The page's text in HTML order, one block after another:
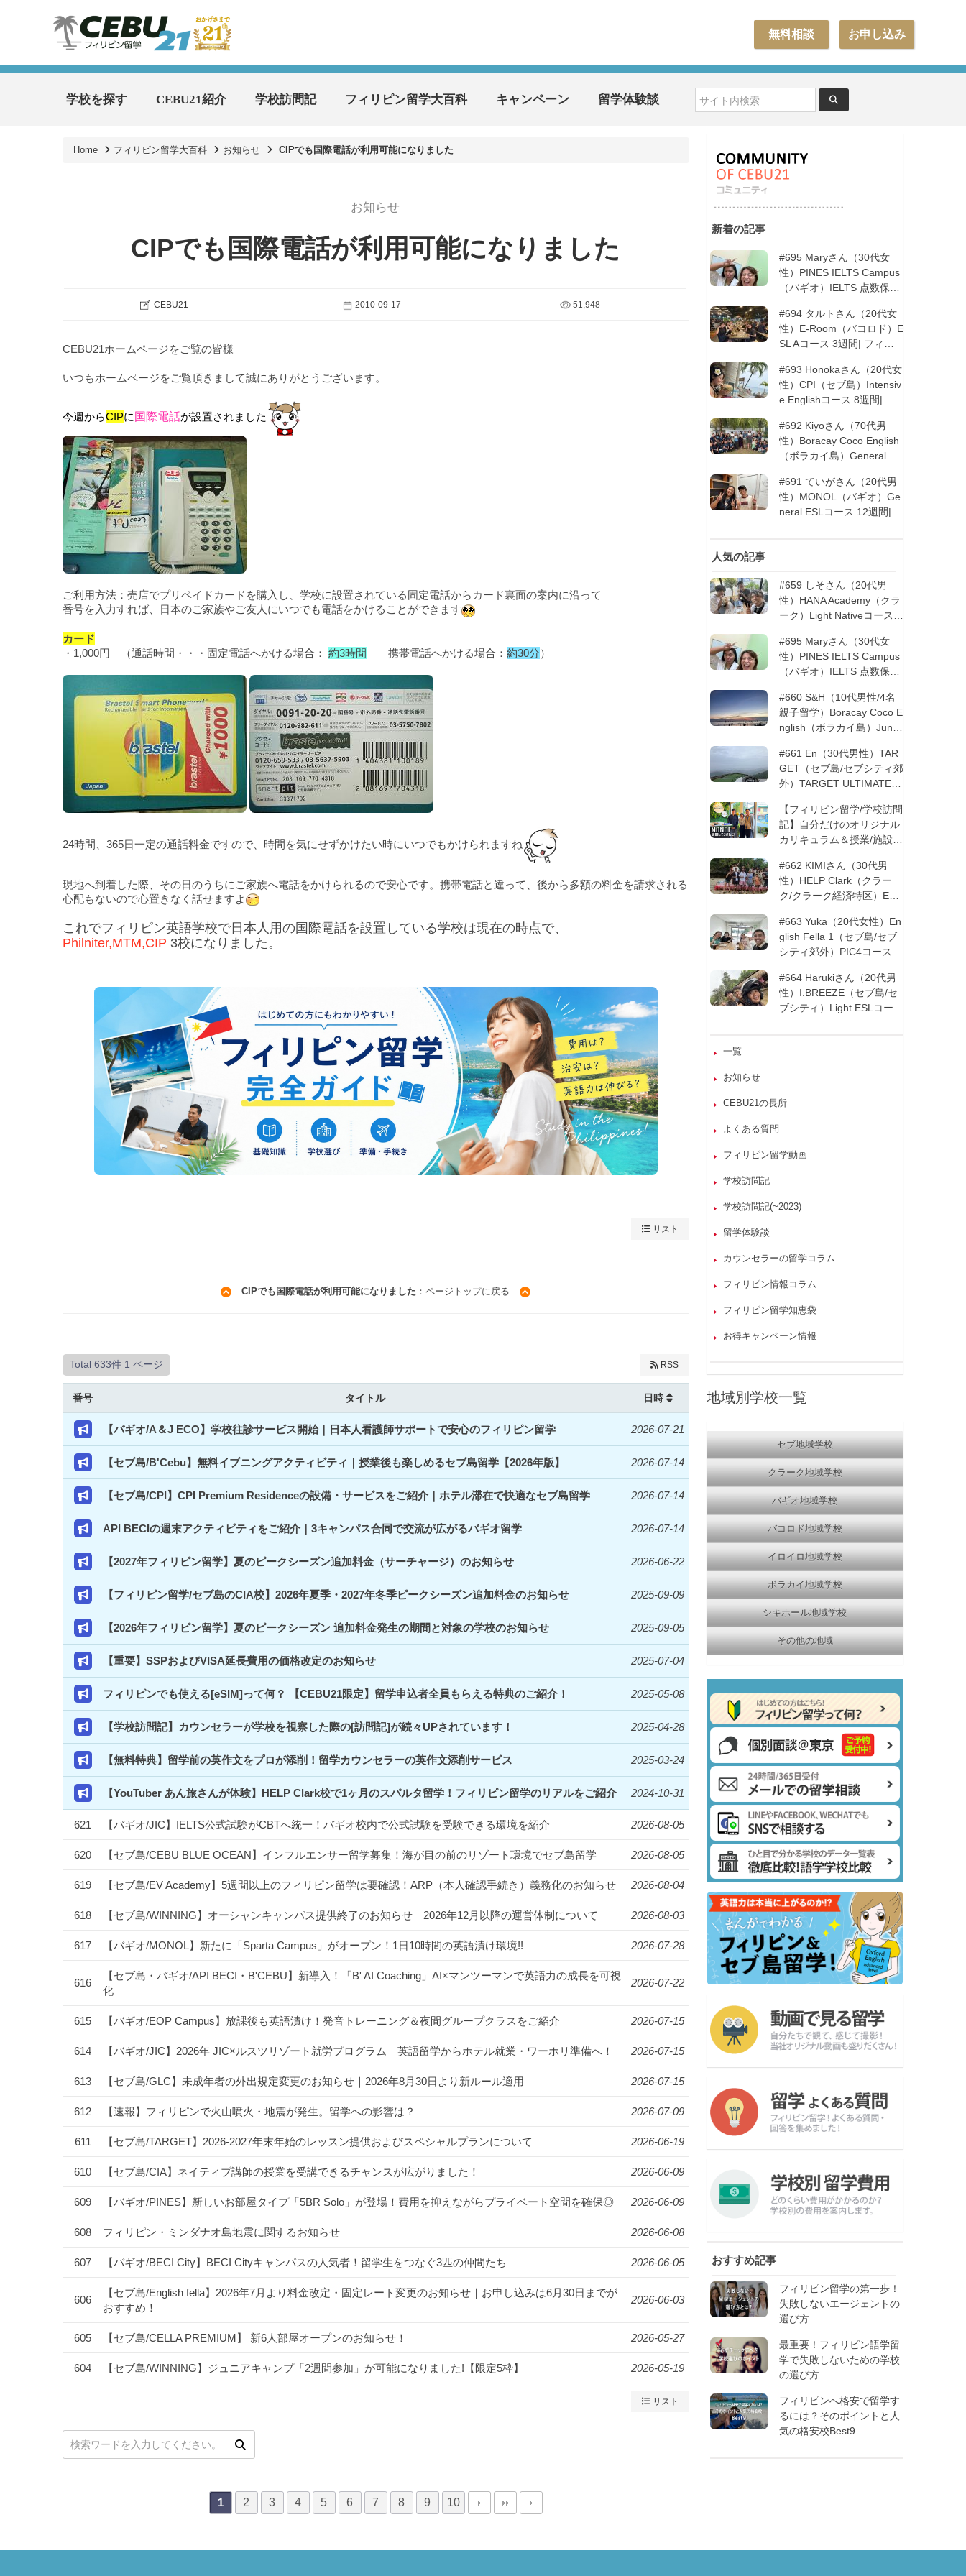
お申し込み
無料相談
学校を探す CEBU21紹介 学校訪問記 フィリピン留学大百科 キャンペーン 留学体験談
Home フィリピン留学大百科 お知らせ CIPでも国際電話が利用可能になりました
お知らせ
CIPでも国際電話が利用可能になりました
CEBU21 2010-09-17 51,948
CEBU21ホームページをご覧の皆様
いつもホームページをご覧頂きまして誠にありがとうございます。
今週からCIPに 国際電話が設置されました
ご利用方法：売店でプリペイドカードを購入し、学校に設置されている固定電話からカード裏面の案内に沿って
番号を入力すれば、日本のご家族やご友人にいつでも電話をかけることができます
カード
・1,000円 （通話時間・・・固定電話へかける場合： 約3時間 携帯電話へかける場合： 約30分）
24時間、365日一定の通話料金ですので、時間を気にせずかけたい時にいつでもかけられますね
現地へ到着した際、その日のうちにご家族へ電話をかけられるので安心です。携帯電話と違って、後から多額の料金を請求される
心配もないので心置きなく話せますよ
これでフィリピン英語学校で日本人用の国際電話を設置している学校は現在の時点で、
Philniter,MTM,CIP 3校になりました。
リスト
CIPでも国際電話が利用可能になりました ：ページトップに戻る
Total 633件 1 ページ RSS
番号 タイトル 日時
【バギオ/A＆J ECO】学校往診サービス開始｜日本人看護師サポートで安心のフィリピン留学 2026-07-21
【セブ島/B'Cebu】無料イブニングアクティビティ｜授業後も楽しめるセブ島留学【2026年版】 2026-07-14
【セブ島/CPI】CPI Premium Residenceの設備・サービスをご紹介｜ホテル滞在で快適なセブ島留学 2026-07-14
API BECIの週末アクティビティをご紹介｜3キャンパス合同で交流が広がるバギオ留学 2026-07-14
【2027年フィリピン留学】夏のピークシーズン追加料金（サーチャージ）のお知らせ 2026-06-22
【フィリピン留学/セブ島のCIA校】2026年夏季・2027年冬季ピークシーズン追加料金のお知らせ 2025-09-09
【2026年フィリピン留学】夏のピークシーズン 追加料金発生の期間と対象の学校のお知らせ 2025-09-05
【重要】SSPおよびVISA延長費用の価格改定のお知らせ 2025-07-04
フィリピンでも使える[eSIM]って何？ 【CEBU21限定】留学申込者全員もらえる特典のご紹介！ 2025-05-08
【学校訪問記】カウンセラーが学校を視察した際の[訪問記]が続々UPされています！ 2025-04-28
【無料特典】留学前の英作文をプロが添削！留学カウンセラーの英作文添削サービス 2025-03-24
【YouTuber あん旅さんが体験】HELP Clark校で1ヶ月のスパルタ留学！フィリピン留学のリアルをご紹介 2024-10-31
621 【バギオ/JIC】IELTS公式試験がCBTへ統一！バギオ校内で公式試験を受験できる環境を紹介 2026-08-05
620 【セブ島/CEBU BLUE OCEAN】インフルエンサー留学募集！海が目の前のリゾート環境でセブ島留学 2026-08-05
619 【セブ島/EV Academy】5週間以上のフィリピン留学は要確認！ARP（本人確認手続き）義務化のお知らせ 2026-08-04
618 【セブ島/WINNING】オーシャンキャンパス提供終了のお知らせ｜2026年12月以降の運営体制について 2026-08-03
617 【バギオ/MONOL】新たに「Sparta Campus」がオープン！1日10時間の英語漬け環境!! 2026-07-28
616
【セブ島・バギオ/API BECI・B'CEBU】新導入！「B' AI Coaching」AI×マンツーマンで英語力の成長を可視
化
2026-07-22
615 【バギオ/EOP Campus】放課後も英語漬け！発音トレーニング＆夜間グループクラスをご紹介 2026-07-15
614 【バギオ/JIC】2026年 JIC×ルスツリゾート就労プログラム｜英語留学からホテル就業・ワーホリ準備へ！ 2026-07-15
613 【セブ島/GLC】未成年者の外出規定変更のお知らせ｜2026年8月30日より新ルール適用 2026-07-15
612 【速報】フィリピンで火山噴火・地震が発生。留学への影響は？ 2026-07-09
611 【セブ島/TARGET】2026-2027年末年始のレッスン提供およびスペシャルプランについて 2026-06-19
610 【セブ島/CIA】ネイティブ講師の授業を受講できるチャンスが広がりました！ 2026-06-09
609 【バギオ/PINES】新しいお部屋タイプ「5BR Solo」が登場！費用を抑えながらプライベート空間を確保◎ 2026-06-09
608 フィリピン・ミンダナオ島地震に関するお知らせ 2026-06-08
607 【バギオ/BECI City】BECI Cityキャンパスの人気者！留学生をつなぐ3匹の仲間たち 2026-06-05
606
【セブ島/English fella】2026年7月より料金改定・固定レート変更のお知らせ｜お申し込みは6月30日までが
おすすめ！
2026-06-03
605 【セブ島/CELLA PREMIUM】 新6人部屋オープンのお知らせ！ 2026-05-27
604 【セブ島/WINNING】ジュニアキャンプ「2週間参加」が可能になりました!【限定5枠】 2026-05-19
リスト
1 2 3 4 5 6 7 8 9 10
新着の記事
#695 Maryさん（30代女
性）PINES IELTS Campus
（バギオ）IELTS 点数保証
#694 タルトさん（20代女
性）E-Room（バコロド）E
SL Aコース 3週間| フィリ
#693 Honokaさん（20代女
性）CPI（セブ島）Intensiv
e Englishコース 8週間| フ
#692 Kiyoさん（70代男
性）Boracay Coco English
（ボラカイ島）General En
ピン留学5回目リピータ
ー）| フィリピン留学
#691 ていがさん（20代男
性）MONOL（バギオ）Ge
neral ESLコース 12週間|
人気の記事
#659 しそさん（20代男
性）HANA Academy（クラ
ーク）Light Nativeコース 4
#695 Maryさん（30代女
性）PINES IELTS Campus
（バギオ）IELTS 点数保証
#660 S&H（10代男性/4名
親子留学）Boracay Coco E
nglish（ボラカイ島）Junio
ン留学
#661 En（30代男性）TAR
GET（セブ島/セブシティ郊
外）TARGET ULTIMATE 8
留学
【フィリピン留学/学校訪問
記】自分だけのオリジナル
カリキュラム＆授業/施設の
─MONOLを徹底取材！
#662 KIMIさん（30代男
性）HELP Clark（クラー
ク/クラーク経済特区）ESL
オの他校に転校 | フィリピ
ン留学
#663 Yuka（20代女性）En
glish Fella 1（セブ島/セブ
シティ郊外）PIC4コース 8
#664 Harukiさん（20代男
性）I.BREEZE（セブ島/セ
ブシティ）Light ESLコース
一覧
お知らせ
CEBU21の長所
よくある質問
フィリピン留学動画
学校訪問記
学校訪問記(~2023)
留学体験談
カウンセラーの留学コラム
フィリピン情報コラム
フィリピン留学知恵袋
お得キャンペーン情報
地域別学校一覧
セブ地域学校
クラーク地域学校
バギオ地域学校
バコロド地域学校
イロイロ地域学校
ボラカイ地域学校
シキホール地域学校
その他の地域
おすすめ記事
フィリピン留学の第一歩！
失敗しないエージェントの
選び方
最重要！フィリピン語学留
学で失敗しないための学校
の選び方
フィリピンへ格安で留学す
るには？そのポイントと人
気の格安校Best9